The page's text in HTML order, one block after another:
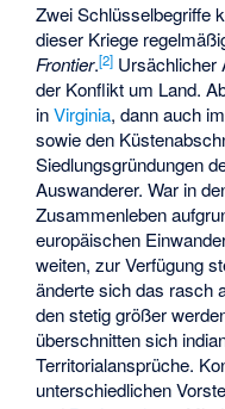
Zwei Schlüsselbegriffe
dieser Kriege
Frontier.[2] Ursächlicher
der Konflikt um Land.
inVirginia, dann auch
sowie den
Siedlungsgründungen
Auswanderer. War in
Zusammenleben
europäischen
weiten, zur Verfügung
änderte sich das rasch
den stetig größer
überschnitten sich
Territorialansprüche.
unterschiedlichen